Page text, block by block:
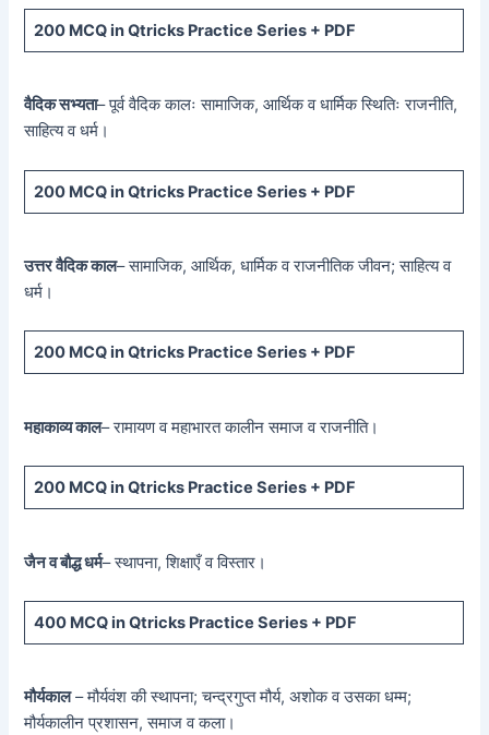
200 MCQin Qtricks Practice Series + PDF
वैदिक सभ्यता– पूर्व वैदिक कालः सामाजिक, आर्थिक व धार्मिक स्थितिः राजनीति,
साहित्य व धर्म।
200 MCQin Qtricks Practice Series + PDF
उत्तर वैदिक काल– सामाजिक, आर्थिक, धार्मिक व राजनीतिक जीवन; साहित्य व
धर्म।
200 MCQin Qtricks Practice Series + PDF
महाकाव्य काल– रामायण व महाभारत कालीन समाज व राजनीति।
200 MCQin Qtricks Practice Series + PDF
जैन व बौद्ध धर्म– स्थापना, शिक्षाएँ व विस्तार।
400 MCQin Qtricks Practice Series + PDF
मौर्यकाल– मौर्यवंश की स्थापना; चन्द्रगुप्त मौर्य, अशोक व उसका धम्म;
मौर्यकालीन प्रशासन, समाज व कला।